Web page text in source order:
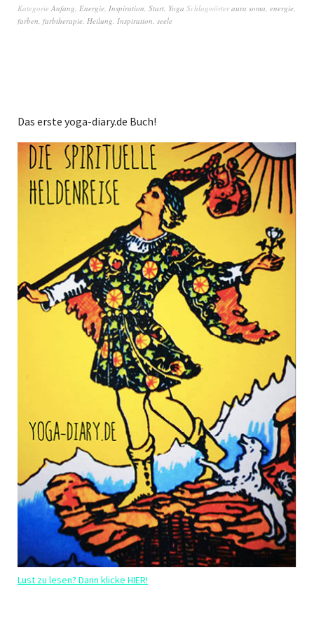
Kategorie Anfang Energie Inspiration Start Yoga Schlagwörteraura soma energie
farben farbtherapie Heilung Inspiration seele
Das erste yoga-diary.de Buch!
Lust zu lesen? Dann klicke HIER!